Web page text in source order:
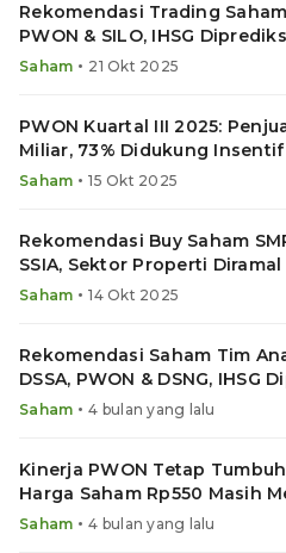
Rekomendasi Trading
PWON & SILO, IHSG
Menguat
Saham • 21 Okt 2025
PWON Kuartal III 2025:
Miliar, 73% Didukung Insentif
Layak Buy?
Saham • 15 Okt 2025
Rekomendasi Buy Saham
SSIA, Sektor Properti
2026
Saham • 14 Okt 2025
Rekomendasi Saham Tim
DSSA, PWON & DSNG, IHSG
Rawan Koreksi
Saham • 4 bulan yang lalu
Kinerja PWON Tetap
Harga Saham Rp550 Masih
Saham • 4 bulan yang lalu